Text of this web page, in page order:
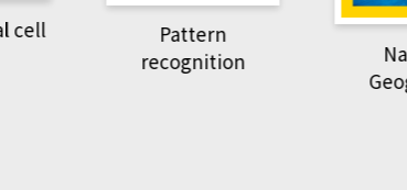
National
Geographic